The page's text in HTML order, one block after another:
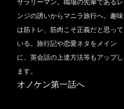
サラリーマン。職場の先輩であるレ
ンジの誘いからマニラ旅行へ。趣味
は筋トレ、筋肉こそ正義だと思って
いる。旅行記や恋愛ネタをメイン
に、英会話の上達方法等もアップし
ます。
オノケン第一話へ